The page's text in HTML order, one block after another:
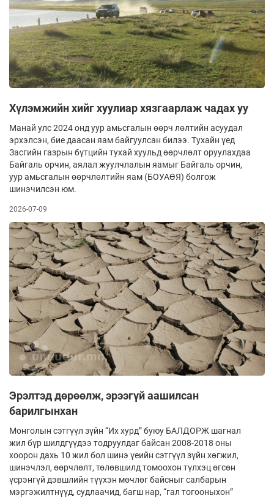
Хүлэмжийн хийг хуулиар хязгаарлаж чадах уу
Манай улс 2024 онд уур амьсгалын өөрч­ лөлтийн асуудал
эрхэлсэн, бие даасан яам байгуулсан билээ. Тухайн үед
Засгийн газрын бүтцийн тухай хуульд өөрчлөлт оруулахдаа
Байгаль орчин, аялал жуулчлалын яамыг Байгаль орчин,
уур амьсгалын өөрчлөлтийн яам (БОУАӨЯ) болгож
шинэчилсэн юм.
2026-07-09
Эрэлтэд дөрөөлж, эрээгүй аашилсан
барилгынхан
Монголын сэтгүүл зүйн “Их хурд” буюу БАЛДОРЖ шагнал
жил бүр шилдгүүдээ тодруулдаг байсан 2008-2018 оны
хоорон дахь 10 жил бол шинэ үеийн сэтгүүл зүйн хөгжил,
шинэчлэл, өөрчлөлт, төлөвшилд томоохон түлхэц өгсөн
үсрэнгүй дэвшлийн түүхэн мөчлөг байсныг салбарын
мэргэжилтнүүд, судлаачид, багш нар, “гал тогооныхон”